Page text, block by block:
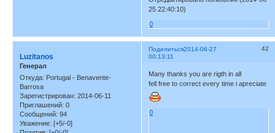
25 22:40:10)
0
Поделиться 42
2014-06-27
00:13:11
Luzitanos
Генерал
Откуда: Portugal - Benavente-
Barrosa
Зарегистрирован: 2014-06-11
Приглашений: 0
Сообщений: 94
Уважение: [+5/-0]
Many thanks you are rigth in all
fell free to correct every time i apreciate
0